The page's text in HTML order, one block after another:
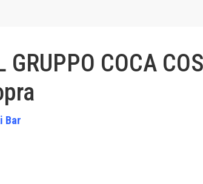
GRUPPO COCA
Bar